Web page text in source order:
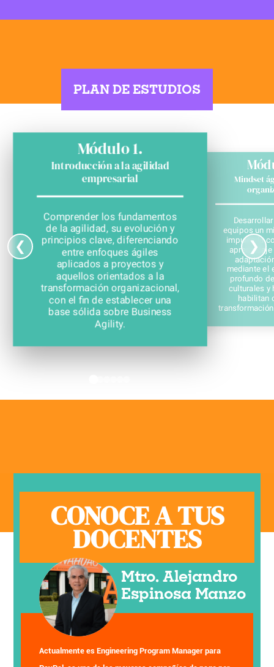
PLAN DE ESTUDIOS
Módulo 1.
Introducción a la agilidad
empresarial
Comprender los fundamentos
de la agilidad, su evolución y
principios clave, diferenciando
entre enfoques ágiles
aplicados a proyectos y
aquellos orientados a la
transformación organizacional,
con el fin de establecer una
base sólida sobre Business
Agility.
Mindset
equipos un
impulse la
mediante el
profundo
culturales y
habilitan
❮ ❯
CONOCE A TUS
DOCENTES
Mtro. Alejandro
Espinosa Manzo
Actualmente es Engineering Program Manager para